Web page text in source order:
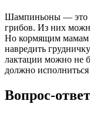
Шампиньоны — это
грибов. Из них
Но кормящим мамам
навредить
лактации можно не
должно
Вопрос-ответ